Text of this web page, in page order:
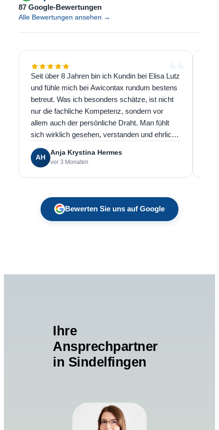
87 Google‑Bewertungen
Alle Bewertungen ansehen →
“
Seit über 8 Jahren bin ich Kundin bei Elisa Lutz
und fühle mich bei Awicontax rundum bestens
betreut. Was ich besonders schätze, ist nicht
nur die fachliche Kompetenz, sondern vor
allem auch der persönliche Draht. Man fühlt
sich wirklich gesehen, verstanden und ehrlich
gut aufgehoben. Auf Mails kommt immer super
schnell eine Rückmeldung, was im Alltag
einfach Gold wert ist. Für mich eine klare
sucht.
AH
Anja Krystina Hermes
vor 3 Monaten
Bewerten Sie uns auf Google
Ihre
Ansprechpartner
in Sindelfingen